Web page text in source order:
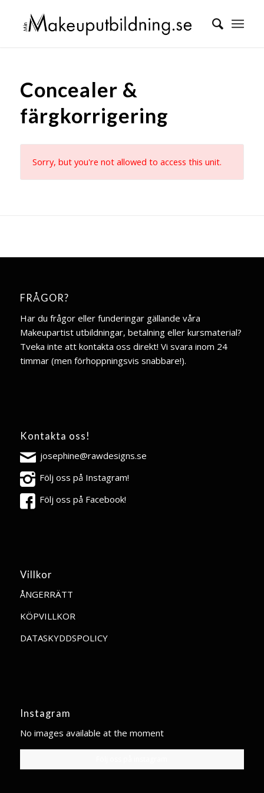
Concealer &
färgkorrigering
Sorry, but you're not allowed to access this unit.
FRÅGOR?
Har du frågor eller funderingar gällande våra
Makeupartist utbildningar, betalning eller kursmaterial?
Tveka inte att kontakta oss direkt! Vi svara inom 24
timmar (men förhoppningsvis snabbare!).
Kontakta oss!
josephine@rawdesigns.se
Följ oss på Instagram!
Följ oss på Facebook!
Villkor
ÅNGERRÄTT
KÖPVILLKOR
DATASKYDDSPOLICY
Instagram
No images available at the moment